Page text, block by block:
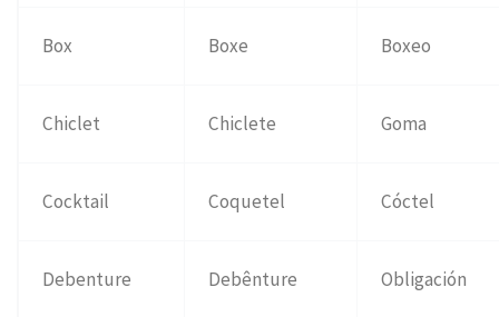
Box Boxe Boxeo
Chiclet Chiclete Goma
Cocktail Coquetel Cóctel
Debenture Debênture Obligación